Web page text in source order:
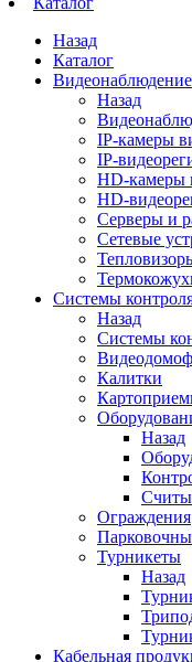
Назад
Каталог
Видеонаблюдение
Назад
IP-камеры
IP-
HD-камеры
HD-
Серверы и
Сетевые
Системы
Назад
Системы
Калитки
Назад
Ограждения
Турникеты
Назад
Кабельная